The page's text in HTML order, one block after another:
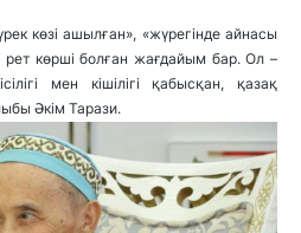
көзі ашылған», «жүрегінде айнасы
көрші болған жағдайым бар. Ол –
мен кішілігі қабысқан, қазақ
Әкім Тарази.